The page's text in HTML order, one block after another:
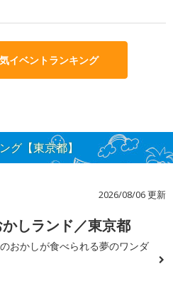
イベントランキング
グ【東京都】
2026/08/06 更新
しランド／東京都
おかしが食べられる夢のワンダ